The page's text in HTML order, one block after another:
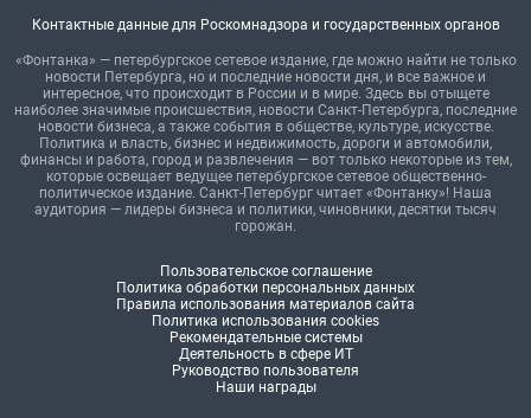
Контактные данные для Роскомнадзора и государственных органов
«Фонтанка» — петербургское сетевое издание, где можно найти не только
новости Петербурга, но и последние новости дня, и все важное и
интересное, что происходит в России и в мире. Здесь вы отыщете
наиболее значимые происшествия, новости Санкт-Петербурга, последние
новости бизнеса, а также события в обществе, культуре, искусстве.
Политика и власть, бизнес и недвижимость, дороги и автомобили,
финансы и работа, город и развлечения — вот только некоторые из тем,
которые освещает ведущее петербургское сетевое общественно-
политическое издание. Санкт-Петербург читает «Фонтанку»! Наша
аудитория — лидеры бизнеса и политики, чиновники, десятки тысяч
горожан.
Пользовательское соглашение
Политика обработки персональных данных
Правила использования материалов сайта
Политика использования cookies
Рекомендательные системы
Деятельность в сфере ИТ
Руководство пользователя
Наши награды